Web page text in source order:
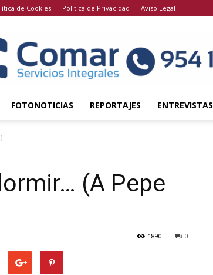
de Cookies Política de Privacidad Aviso Legal
FOTONOTICIAS REPORTAJES ENTREVISTAS
(A Pepe
0
1890